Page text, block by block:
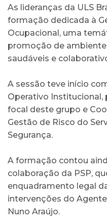
As lideranças da ULS
formação dedicada à
Ocupacional, uma
promoção de
saudáveis e
A sessão teve início
Operativo Institucional,
focal deste grupo e
Gestão de Risco do
Segurança.
A formação contou
colaboração da PSP,
enquadramento legal
intervenções do
Nuno Araújo.